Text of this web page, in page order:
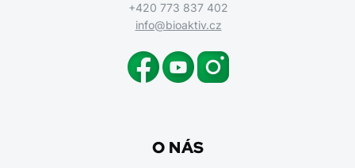
+420 773 837 402
info@bioaktiv.cz
O NÁS